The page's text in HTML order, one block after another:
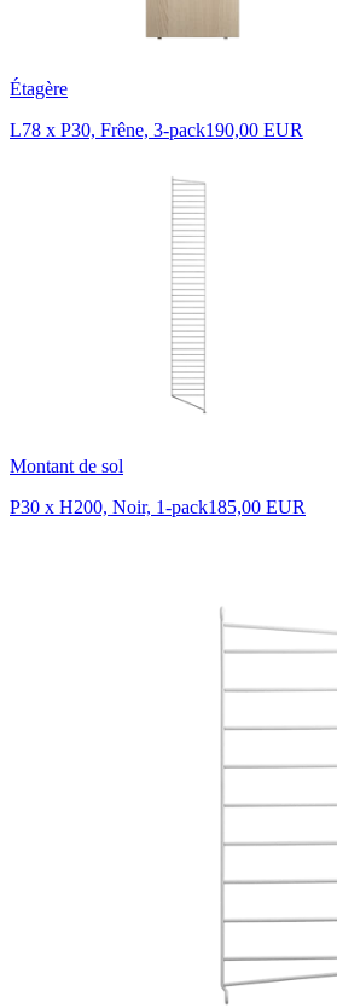
Étagère
L78 x P30, Frêne, 3-pack190,00 EUR
Montant de sol
P30 x H200, Noir, 1-pack185,00 EUR